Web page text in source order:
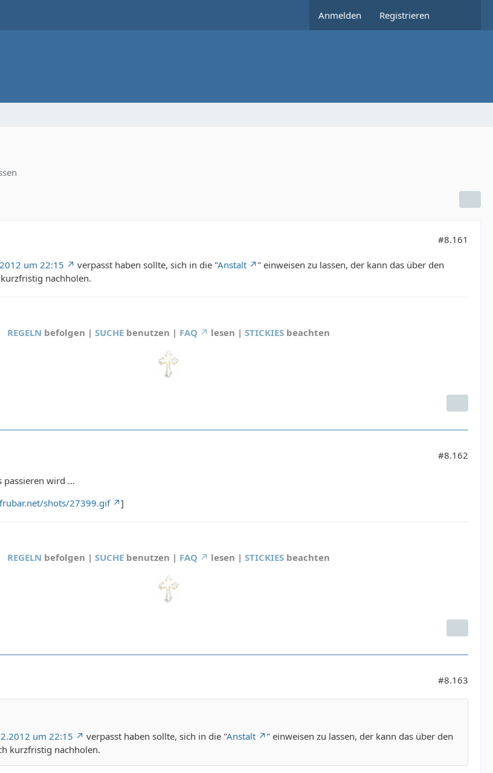
Anmelden Registrieren
#8.161
um 22:15 verpasst haben sollte, sich in die "Anstalt
" einweisen zu lassen, der kann das über den
nachholen.
REGELN befolgen | SUCHE benutzen | FAQ lesen | STICKIES beachten
#8.162
passieren wird ...
shots/27399.gif ]
REGELN befolgen | SUCHE benutzen | FAQ lesen | STICKIES beachten
#8.163
um 22:15 verpasst haben sollte, sich in die "Anstalt
" einweisen zu lassen, der kann das über den
kurzfristig nachholen.